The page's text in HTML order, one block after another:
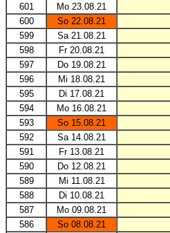
601
Mo 23.08.21
600
So 22.08.21
599
Sa 21.08.21
598
Fr 20.08.21
597
Do 19.08.21
596
Mi 18.08.21
595
Di 17.08.21
594
Mo 16.08.21
593
So 15.08.21
592
Sa 14.08.21
591
Fr 13.08.21
590
Do 12.08.21
589
Mi 11.08.21
588
Di 10.08.21
587
Mo 09.08.21
586
So 08.08.21